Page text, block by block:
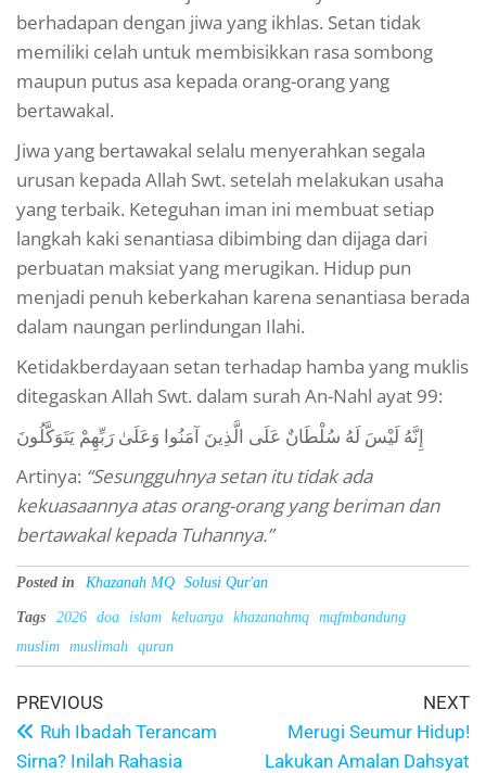
berhadapan dengan jiwa yang ikhlas. Setan tidak
memiliki celah untuk membisikkan rasa sombong
maupun putus asa kepada orang-orang yang
bertawakal.
Jiwa yang bertawakal selalu menyerahkan segala
urusan kepada Allah Swt. setelah melakukan usaha
yang terbaik. Keteguhan iman ini membuat setiap
langkah kaki senantiasa dibimbing dan dijaga dari
perbuatan maksiat yang merugikan. Hidup pun
menjadi penuh keberkahan karena senantiasa berada
dalam naungan perlindungan Ilahi.
Ketidakberdayaan setan terhadap hamba yang muklis
ditegaskan Allah Swt. dalam surah An-Nahl ayat 99:
إِنَّهُ لَيْسَ لَهُ سُلْطَانٌ عَلَى الَّذِينَ آمَنُوا وَعَلَىٰ رَبِّهِمْ يَتَوَكَّلُونَ
Artinya: “Sesungguhnya setan itu tidak ada
kekuasaannya atas orang-orang yang beriman dan
bertawakal kepada Tuhannya.”
Posted in Khazanah MQ Solusi Qur'an
Tags 2026 doa islam keluarga khazanahmq mqfmbandung
muslim muslimah quran
PREVIOUS
Ruh Ibadah Terancam
Sirna? Inilah Rahasia
NEXT
Merugi Seumur Hidup!
Lakukan Amalan Dahsyat